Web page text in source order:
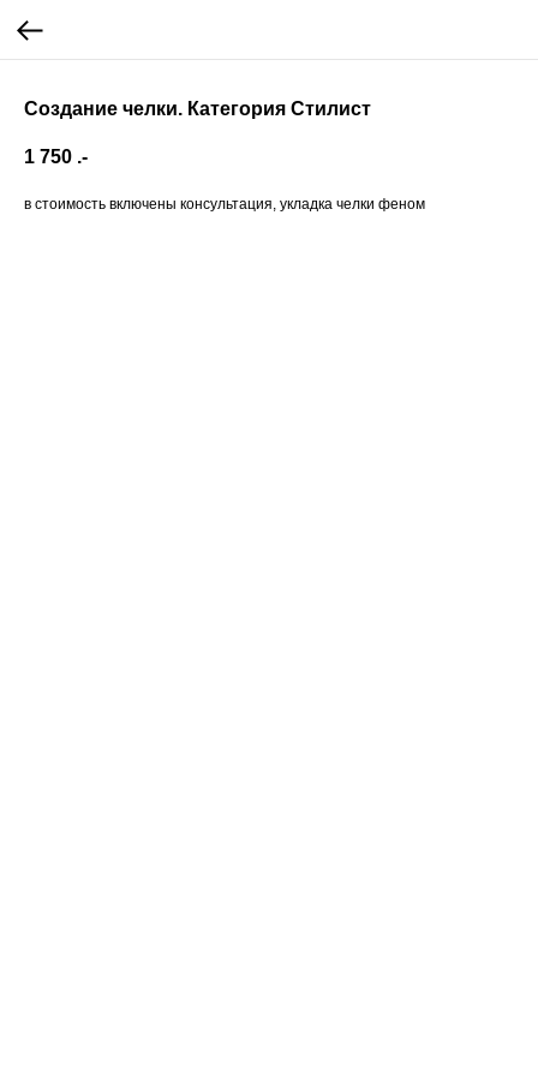
Создание челки. Категория Стилист
1 750 .-
в стоимость включены консультация, укладка челки феном